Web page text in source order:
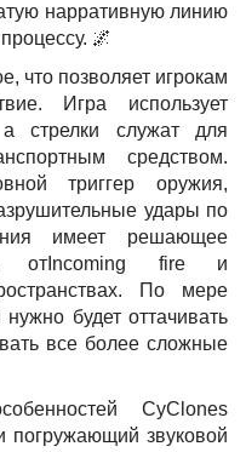
нарративную линию
🌌
что позволяет игрокам
Игра использует
стрелки служат для
средством.
триггер оружия,
удары по
имеет решающее
отIncoming fire и
По мере
будет оттачивать
все более сложные
CyClones
погружающий звуковой